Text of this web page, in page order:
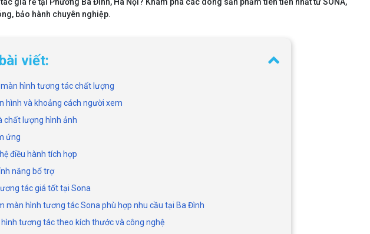
bảo hành chuyên nghiệp.
viết:
hình tương tác chất lượng
hình và khoảng cách người xem
chất lượng hình ảnh
ứng
điều hành tích hợp
năng bổ trợ
tác giá tốt tại Sona
màn hình tương tác Sona phù hợp nhu cầu tại Ba Đình
tương tác theo kích thước và công nghệ